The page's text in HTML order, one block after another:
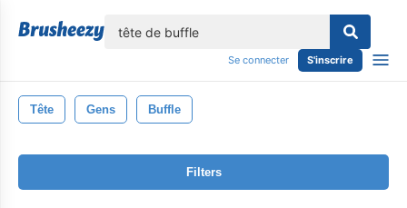
Se connecter S'inscrire
Tête Gens Buffle
Filters